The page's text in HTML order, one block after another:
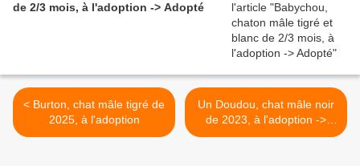
de 2/3 mois, à l'adoption -> Adopté
< Burton, chat mâle tigré de
2025, à l'adoption
Un Doudou, chat mâle noir
de 2023, à l'adoption ->
adopté >